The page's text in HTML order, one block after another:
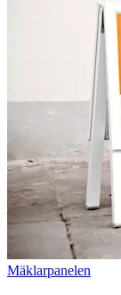
Mäklarpanelen